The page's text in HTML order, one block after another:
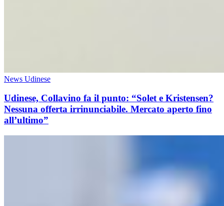
News Udinese
Udinese, Collavino fa il punto: “Solet e Kristensen?
Nessuna offerta irrinunciabile. Mercato aperto fino
all’ultimo”